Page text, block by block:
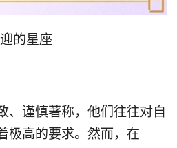
的星座
谨慎著称，他们往往对自
极高的要求。然而，在